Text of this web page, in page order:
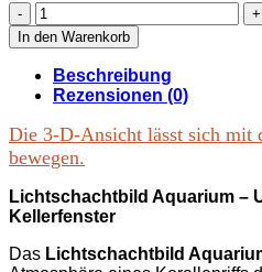
Lichtschachtbild
„Aquarium“
mit
Korallenriff
und
tropischen
Riff-
Fischen.
Menge
In den Warenkorb
Beschreibung
Rezensionen (0)
Die 3-D-Ansicht lässt sich mit
bewegen.
Lichtschachtbild Aquarium –
Kellerfenster
Das Lichtschachtbild